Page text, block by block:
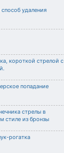
удаления
короткой стрелой с
попадание
стрелы в
стиле из бронзы
рогатка